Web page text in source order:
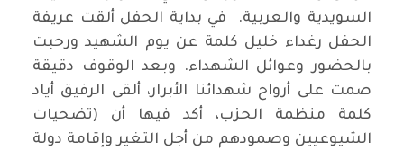
السويدية والعربية. في بداية الحفل ألقت عريفة
الحفل رغداء خليل كلمة عن يوم الشهيد ورحبت
بالحضور وعوائل الشهداء. وبعد الوقوف دقيقة
صمت على أرواح شهدائنا الأبرار، ألقى الرفيق أياد
كلمة منظمة الحزب، أكد فيها أن (تضحيات
الشيوعيين وصمودهم من أجل التغير وإقامة دولة